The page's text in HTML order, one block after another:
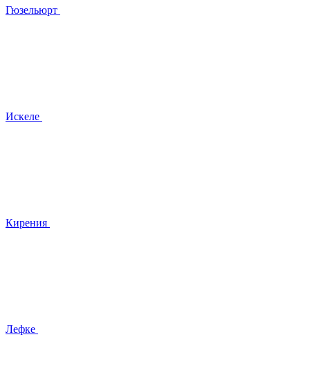
Гюзельюрт
Искеле
Кирения
Лефке